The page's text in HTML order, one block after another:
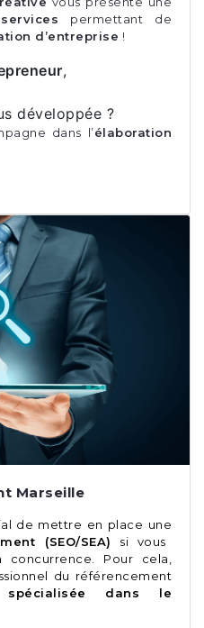
permettant de
d’entreprise !
,
développée ?
dans l’élaboration
Marseille
de mettre en place une
(SEO/SEA) si vous
Pour cela,
du référencement
spécialisée dans le